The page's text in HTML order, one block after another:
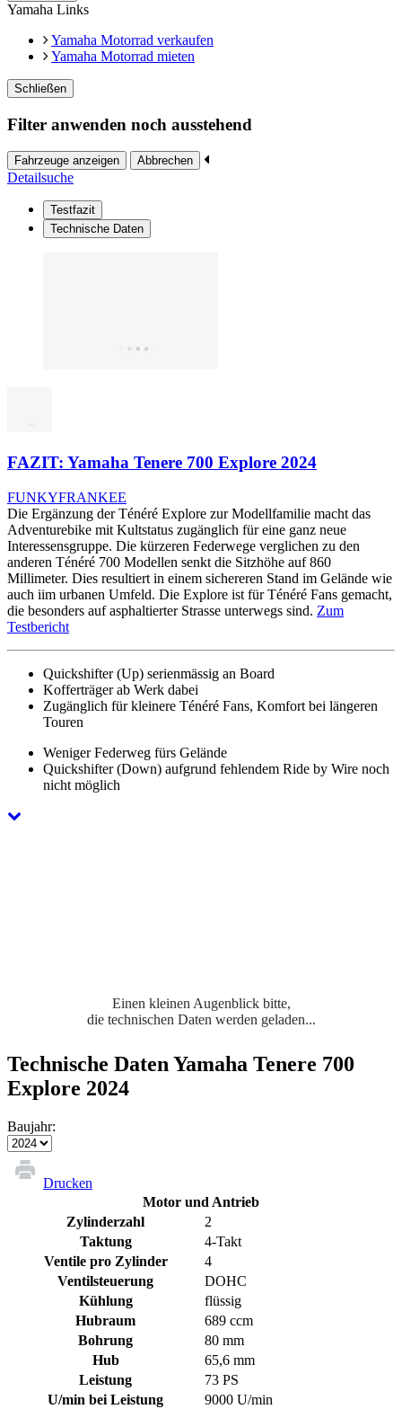
Yamaha Links
Yamaha Motorrad verkaufen
Yamaha Motorrad mieten
Schließen
Filter anwenden noch ausstehend
Fahrzeuge anzeigen Abbrechen
Detailsuche
Testfazit
Technische Daten
FAZIT: Yamaha Tenere 700 Explore 2024
FUNKYFRANKEE
Die Ergänzung der Ténéré Explore zur Modellfamilie macht das
Adventurebike mit Kultstatus zugänglich für eine ganz neue
Interessensgruppe. Die kürzeren Federwege verglichen zu den
anderen Ténéré 700 Modellen senkt die Sitzhöhe auf 860
Millimeter. Dies resultiert in einem sichereren Stand im Gelände wie
auch iim urbanen Umfeld. Die Explore ist für Ténéré Fans gemacht,
die besonders auf asphaltierter Strasse unterwegs sind. Zum
Testbericht
Quickshifter (Up) serienmässig an Board
Kofferträger ab Werk dabei
Zugänglich für kleinere Ténéré Fans, Komfort bei längeren
Touren
Weniger Federweg fürs Gelände
Quickshifter (Down) aufgrund fehlendem Ride by Wire noch
nicht möglich
Einen kleinen Augenblick bitte,
die technischen Daten werden geladen...
Technische Daten Yamaha Tenere 700
Explore 2024
Baujahr:
Drucken
Motor und Antrieb
Zylinderzahl
2
Taktung
4-Takt
Ventile pro Zylinder
4
Ventilsteuerung
DOHC
Kühlung
flüssig
Hubraum
689 ccm
Bohrung
80 mm
Hub
65,6 mm
Leistung
73 PS
U/min bei Leistung
9000 U/min